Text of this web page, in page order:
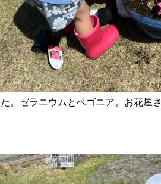
。ゼラニウムとベゴニア。お花屋